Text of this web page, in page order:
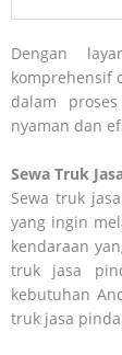
Dengan
komprehensif
dalam
nyaman dan
Sewa Truk
Sewa truk
yang ingin
kendaraan
truk jasa
kebutuhan
truk jasa